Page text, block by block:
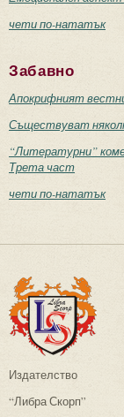
чети по-нататък
Забавно
Апокрифният
Съществуват
“Литературни”
Трета част
чети по-нататък
Издателство
“Либра Скорп”